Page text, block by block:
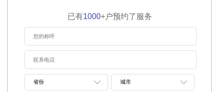
已有1000+户预约了服务